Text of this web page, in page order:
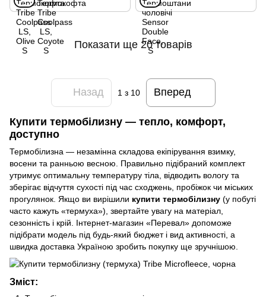
Показати ще 20 товарів
Назад 1 з 10 Вперед
Купити термобілизну — тепло, комфорт,
доступно
Термобілизна — незамінна складова екіпірування взимку,
восени та ранньою весною. Правильно підібраний комплект
утримує оптимальну температуру тіла, відводить вологу та
зберігає відчуття сухості під час сходжень, пробіжок чи міських
прогулянок. Якщо ви вирішили купити термобілизну (у побуті
часто кажуть «термуха»), звертайте увагу на матеріал,
сезонність і крій. Інтернет-магазин «Перевал» допоможе
підібрати модель під будь-який бюджет і вид активності, а
швидка доставка Україною зробить покупку ще зручнішою.
Зміст: